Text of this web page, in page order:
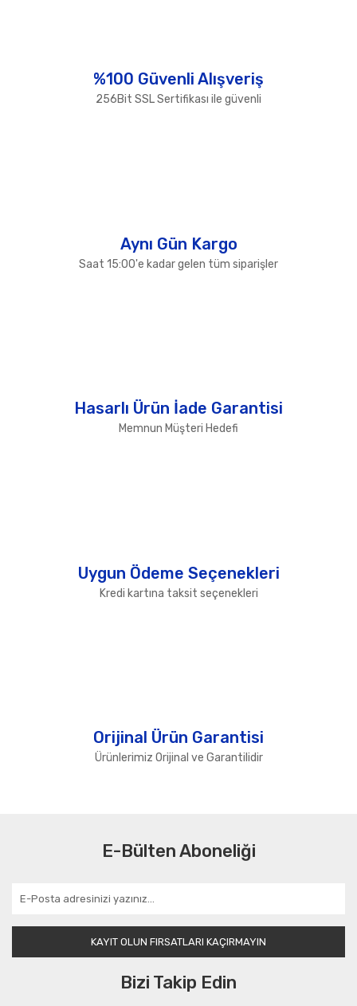
Ürün fiyatı diğer sitelerden daha pahalı.
%100 Güvenli Alışveriş
256Bit SSL Sertifikası ile güvenli
Aynı Gün Kargo
Saat 15:00'e kadar gelen tüm siparişler
Hasarlı Ürün İade Garantisi
Memnun Müşteri Hedefi
Uygun Ödeme Seçenekleri
Kredi kartına taksit seçenekleri
Orijinal Ürün Garantisi
Ürünlerimiz Orijinal ve Garantilidir
E-Bülten Aboneliği
KAYIT OLUN FIRSATLARI KAÇIRMAYIN
Bizi Takip Edin